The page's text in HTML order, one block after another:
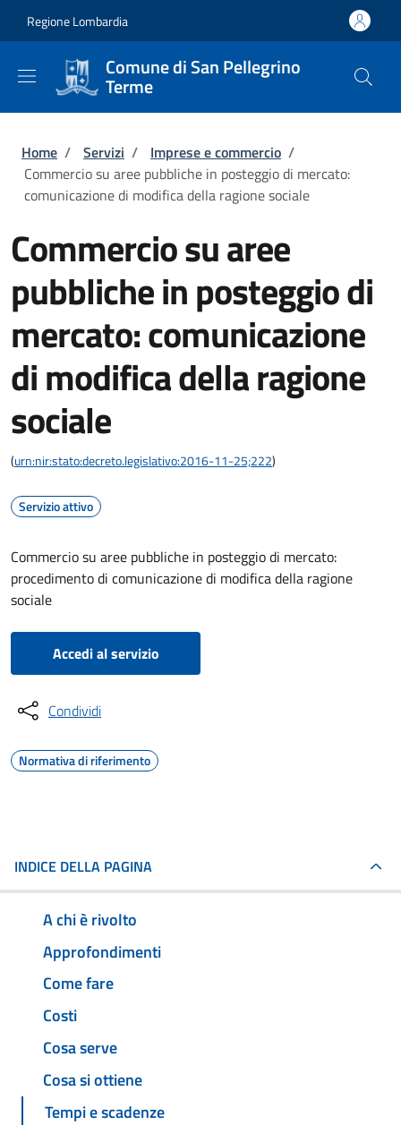
Regione Lombardia
Comune di San Pellegrino
Terme
Briciole di pane
Home / Servizi / Imprese e commercio /
Commercio su aree pubbliche in posteggio di mercato:
comunicazione di modifica della ragione sociale
Commercio su aree
pubbliche in posteggio di
mercato: comunicazione
di modifica della ragione
sociale
(urn:nir:stato:decreto.legislativo:2016-11-25;222)
Servizio attivo
Commercio su aree pubbliche in posteggio di mercato:
procedimento di comunicazione di modifica della ragione
sociale
Accedi al servizio
Condividi
Normativa di riferimento
INDICE DELLA PAGINA
A chi è rivolto
Approfondimenti
Come fare
Costi
Cosa serve
Cosa si ottiene
Tempi e scadenze